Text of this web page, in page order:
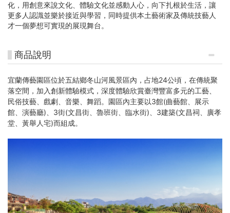
化，用創意來說文化、體驗文化並感動人心，向下扎根於生活，讓
更多人認識並樂於接近與學習，同時提供本土藝術家及傳統技藝人
才一個夢想可實現的展現舞台。
商品說明
宜蘭傳藝園區位於五結鄉冬山河風景區內，占地24公頃，在傳統聚
落空間，加入創新體驗模式，深度體驗欣賞臺灣豐富多元的工藝、
民俗技藝、戲劇、音樂、舞蹈。園區內主要以3館(曲藝館、展示
館、演藝廳)、3街(文昌街、魯班街、臨水街)、3建築(文昌祠、廣孝
堂、黃舉人宅)而組成。